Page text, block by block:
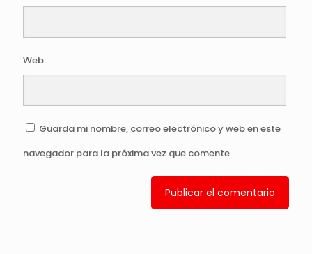
Web
Guarda mi nombre, correo electrónico y web en este
navegador para la próxima vez que comente.